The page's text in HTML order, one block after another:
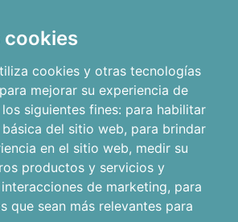
cookies
cookies y otras tecnologías
mejorar su experiencia de
siguientes fines: para habilitar
del sitio web, para brindar
en el sitio web, medir su
productos y servicios y
de marketing, para
que sean más relevantes para